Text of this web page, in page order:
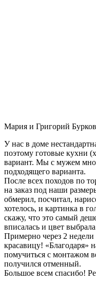
Мария и Григорий
У нас в доме
поэтому готовые кухни
вариант. Мы с мужем
подходящего варианта.
После всех походов по
на заказ под наши
обмерил, посчитал,
хотелось, и картинка в
скажу, что это самый
вписалась и цвет
Примерно через 2
красавицу!
помучиться с монтажом
получился отменный.
Большое всем спасибо!